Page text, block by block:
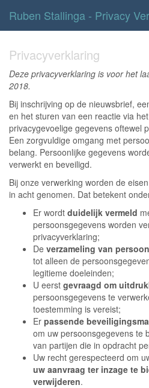
Ruben Stallinga - Privacy
Privacyverklaring
Deze privacyverklaring is voor het
2018.
Bij inschrijving op de nieuwsbrief,
en het sturen van een reactie via
privacygevoelige gegevens oftewel
Een zorgvuldige omgang met
belang. Persoonlijke gegevens
verwerkt en beveiligd.
Bij onze verwerking worden de
in acht genomen. Dat betekent
Er wordt duidelijk vermeld
persoonsgegevens worden
privacyverklaring;
De verzameling van
tot alleen de
legitieme doeleinden;
U eerst gevraagd om
persoonsgegevens te
toestemming is vereist;
Er passende
om uw persoonsgegevens te
van partijen die in opdracht
Uw recht gerespecteerd om
uw aanvraag ter inzage te
verwijderen.